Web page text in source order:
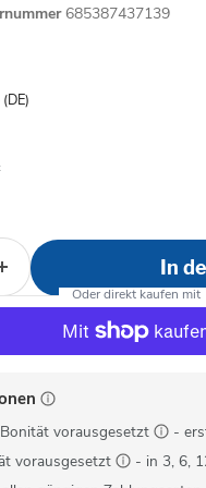
685387437139
(DE)
In
vorausgesetzt
-
vorausgesetzt
- in 3, 6,